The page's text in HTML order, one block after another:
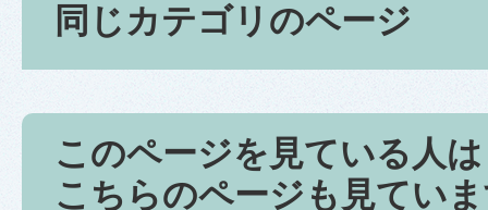
同じカテゴリのページ
このページを見ている人は
こちらのページも見てい